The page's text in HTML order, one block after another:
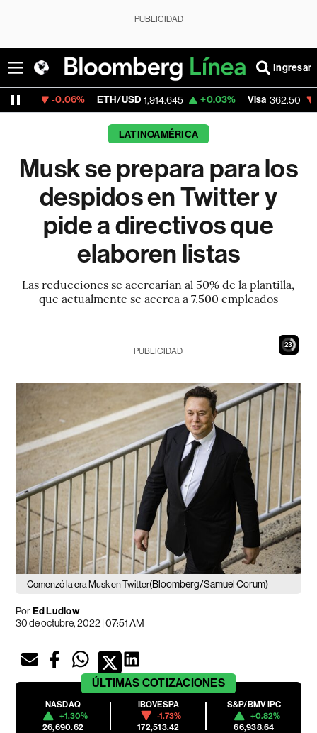
PUBLICIDAD
Ingresar
ETH/USD 1,914.645 +0.03% Visa 362.50 -2.15%
LATINOAMÉRICA
Musk se prepara para los
despidos en Twitter y
pide a directivos que
elaboren listas
Las reducciones se acercarían al 50% de la plantilla,
que actualmente se acerca a 7.500 empleados
22
PUBLICIDAD
Comenzó la era Musk en Twitter(Bloomberg/Samuel Corum)
PorEd Ludlow
30 de octubre, 2022 | 07:51 AM
ÚLTIMAS COTIZACIONES
NASDAQ
+1.30%
26,690.62
IBOVESPA
-1.73%
172,513.42
S&P/BMV IPC
+0.82%
66,938.64